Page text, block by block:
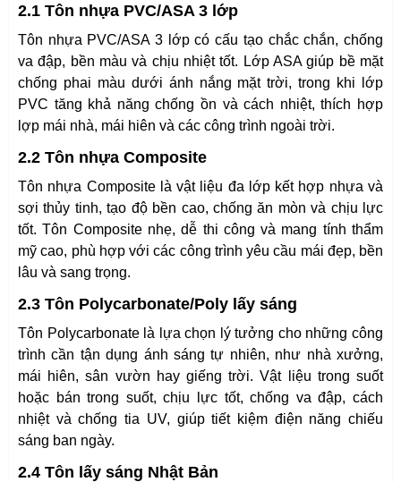
2.1 Tôn nhựa PVC/ASA 3 lớp
Tôn nhựa PVC/ASA 3 lớp có cấu tạo chắc chắn, chống
va đập, bền màu và chịu nhiệt tốt. Lớp ASA giúp bề mặt
chống phai màu dưới ánh nắng mặt trời, trong khi lớp
PVC tăng khả năng chống ồn và cách nhiệt, thích hợp
lợp mái nhà, mái hiên và các công trình ngoài trời.
2.2 Tôn nhựa Composite
Tôn nhựa Composite là vật liệu đa lớp kết hợp nhựa và
sợi thủy tinh, tạo độ bền cao, chống ăn mòn và chịu lực
tốt. Tôn Composite nhẹ, dễ thi công và mang tính thẩm
mỹ cao, phù hợp với các công trình yêu cầu mái đẹp, bền
lâu và sang trọng.
2.3 Tôn Polycarbonate/Poly lấy sáng
Tôn Polycarbonate là lựa chọn lý tưởng cho những công
trình cần tận dụng ánh sáng tự nhiên, như nhà xưởng,
mái hiên, sân vườn hay giếng trời. Vật liệu trong suốt
hoặc bán trong suốt, chịu lực tốt, chống va đập, cách
nhiệt và chống tia UV, giúp tiết kiệm điện năng chiếu
sáng ban ngày.
2.4 Tôn lấy sáng Nhật Bản